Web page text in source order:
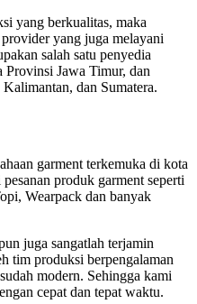
yang berkualitas, maka
yang juga melayani
salah satu penyedia
Jawa Timur, dan
dan Sumatera.
garment terkemuka di kota
produk garment seperti
Wearpack dan banyak
juga sangatlah terjamin
tim produksi berpengalaman
modern. Sehingga kami
cepat dan tepat waktu.